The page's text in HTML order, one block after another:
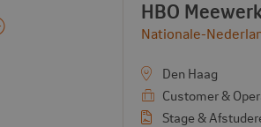
Vacature:
HBO
Bekijk bedrijf:
Nationale-
Den Haag
Customer &
Stage &